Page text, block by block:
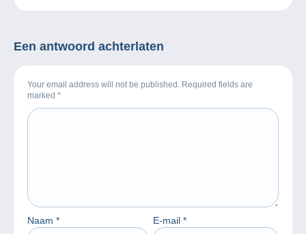
Een antwoord achterlaten
Your email address will not be published. Required fields are
marked *
Naam * E-mail *